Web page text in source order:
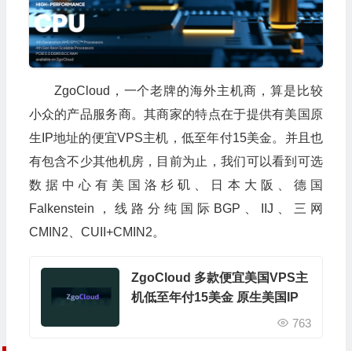
ZgoCloud，一个老牌的海外主机商，算是比较
小众的产品服务商。其商家的特点在于提供有美国原
生IP地址的便宜VPS主机，低至年付15美金。并且也
有包含不少其他机房，目前为止，我们可以看到可选
数据中心有美国洛杉矶、日本大阪、德国
Falkenstein，线路分纯国际BGP、IIJ、三网
CMIN2、CUII+CMIN2。
ZgoCloud 多款便宜美国VPS主
机低至年付15美金 原生美国IP
763